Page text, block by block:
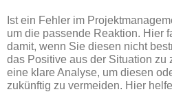
Ist ein Fehler im
um die passende Reaktion. Hier
damit, wenn Sie diesen nicht
das Positive aus der Situation zu
eine klare Analyse, um diesen
zukünftig zu vermeiden. Hier